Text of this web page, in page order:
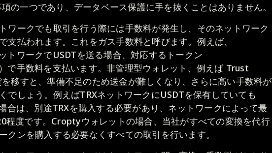
の一つであり、データベース保護に手を抜くことはありません。
ワークでも取引を行う際には手数料が発生し、そのネットワーク
支払われます。これをガス手数料と呼びます。例えば、
トワークでUSDTを送る場合、対応するトークン
で手数料を支払います。非管理型ウォレット、例えば Trust
移すと、準備不足のため送金が難しくなり、さらに高い手数料が
でしょう。例えばTRXネットワークにUSDTを保有していても
合は、別途TRXを購入する必要があり、ネットワークによって最
程度です。Croptyウォレットの場合、当社がすべての変換を代行
クンを購入する必要なくすべての取引を行います。